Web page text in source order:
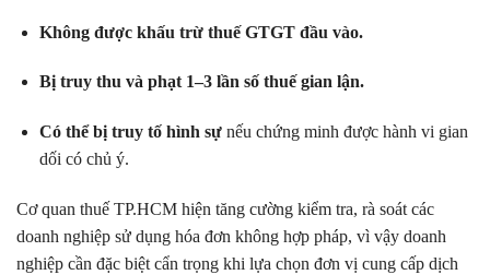
Không được khấu trừ thuế GTGT đầu vào.
Bị truy thu và phạt 1–3 lần số thuế gian lận.
Có thể bị truy tố hình sựnếu chứng minh được hành vi gian
dối có chủ ý.
Cơ quan thuế TP.HCM hiện tăng cường kiểm tra, rà soát các
doanh nghiệp sử dụng hóa đơn không hợp pháp, vì vậy doanh
nghiệp cần đặc biệt cẩn trọng khi lựa chọn đơn vị cung cấp dịch